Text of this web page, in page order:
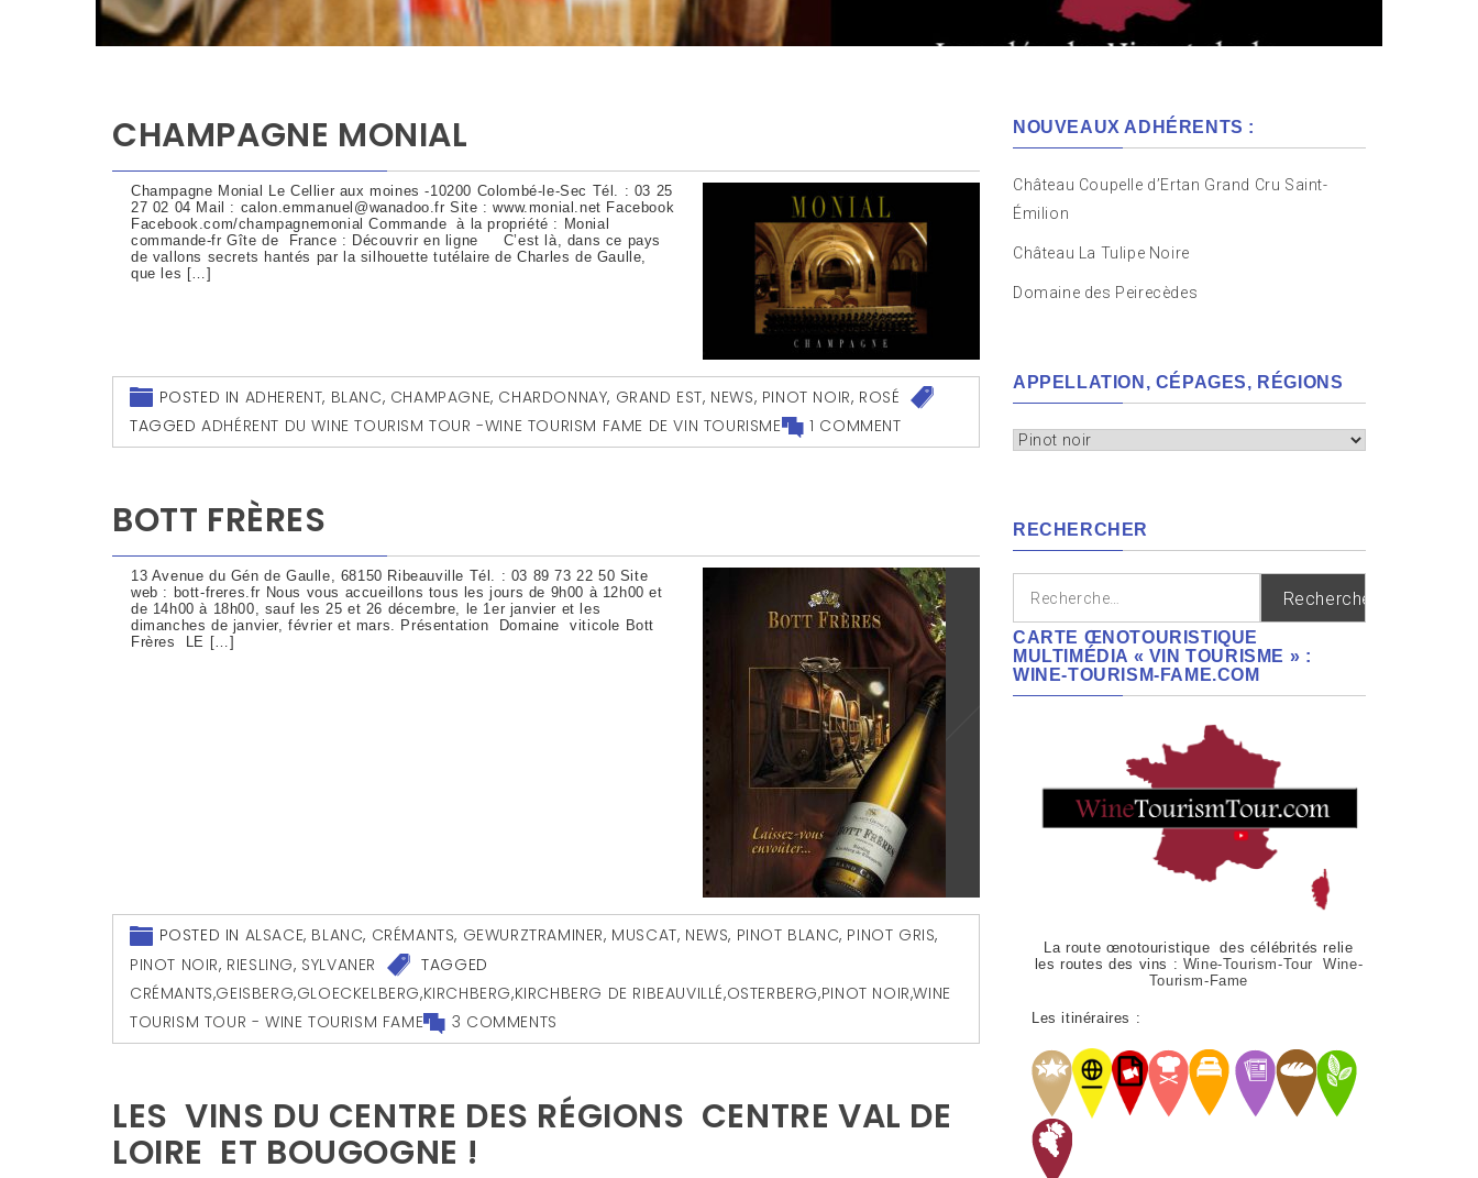
CHAMPAGNE MONIAL
Champagne Monial Le Cellier aux moines -10200 Colombé-le-Sec Tél. : 03 25
27 02 04 Mail : calon.emmanuel@wanadoo.fr Site : www.monial.net Facebook
Facebook.com/champagnemonial Commande à la propriété : Monial
commande-fr Gîte de France : Découvrir en ligne C’est là, dans ce pays
de vallons secrets hantés par la silhouette tutélaire de Charles de Gaulle,
que les […]
POSTED IN ADHERENT, BLANC, CHAMPAGNE, CHARDONNAY, GRAND EST, NEWS, PINOT NOIR, ROSÉ
TAGGEDADHÉRENT DU WINE TOURISM TOUR -WINE TOURISM FAME DE VIN TOURISME 1 COMMENT
BOTT FRÈRES
13 Avenue du Gén de Gaulle, 68150 Ribeauville Tél. : 03 89 73 22 50 Site
web : bott-freres.fr Nous vous accueillons tous les jours de 9h00 à 12h00 et
de 14h00 à 18h00, sauf les 25 et 26 décembre, le 1er janvier et les
dimanches de janvier, février et mars. Présentation Domaine viticole Bott
Frères LE […]
POSTED IN ALSACE, BLANC, CRÉMANTS, GEWURZTRAMINER, MUSCAT, NEWS, PINOT BLANC, PINOT GRIS,
PINOT NOIR, RIESLING, SYLVANER
TAGGED
CRÉMANTS,GEISBERG,GLOECKELBERG,KIRCHBERG,KIRCHBERG DE RIBEAUVILLÉ,OSTERBERG,PINOT NOIR,WINE
TOURISM TOUR - WINE TOURISM FAME
3 COMMENTS
LES VINS DU CENTRE DES RÉGIONS CENTRE VAL DE
LOIRE ET BOUGOGNE !
NOUVEAUX ADHÉRENTS :
Château Coupelle d’Ertan Grand Cru Saint-
Émilion
Château La Tulipe Noire
Domaine des Peirecèdes
APPELLATION, CÉPAGES, RÉGIONS
Appellation,
RECHERCHER
CARTE ŒNOTOURISTIQUE
MULTIMÉDIA « VIN TOURISME » :
WINE-TOURISM-FAME.COM
La route œnotouristique des célébrités relie
les routes des vins : Wine-Tourism-Tour Wine-
Tourism-Fame
Les itinéraires :